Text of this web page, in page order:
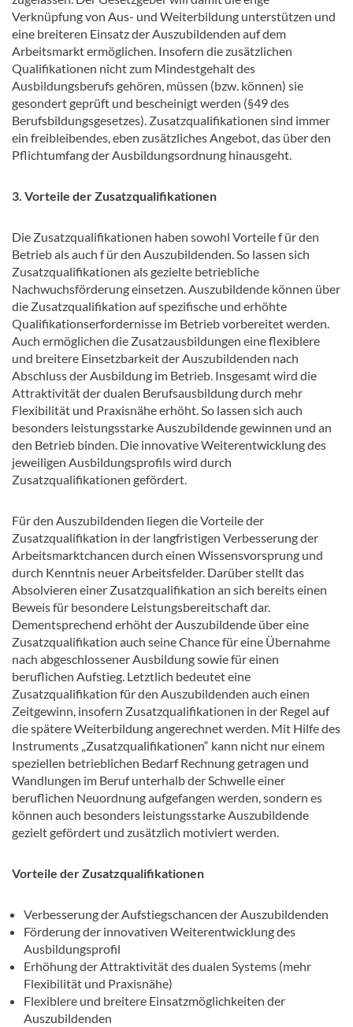
Verknüpfung von Aus- und Weiterbildung unterstützen und
eine breiteren Einsatz der Auszubildenden auf dem
Arbeitsmarkt ermöglichen. Insofern die zusätzlichen
Qualifikationen nicht zum Mindestgehalt des
Ausbildungsberufs gehören, müssen (bzw. können) sie
gesondert geprüft und bescheinigt werden (§49 des
Berufsbildungsgesetzes). Zusatzqualifikationen sind immer
ein freibleibendes, eben zusätzliches Angebot, das über den
Pflichtumfang der Ausbildungsordnung hinausgeht.
3. Vorteile der Zusatzqualifikationen
Die Zusatzqualifikationen haben sowohl Vorteile f ür den
Betrieb als auch f ür den Auszubildenden. So lassen sich
Zusatzqualifikationen als gezielte betriebliche
Nachwuchsförderung einsetzen. Auszubildende können über
die Zusatzqualifikation auf spezifische und erhöhte
Qualifikationserfordernisse im Betrieb vorbereitet werden.
Auch ermöglichen die Zusatzausbildungen eine flexiblere
und breitere Einsetzbarkeit der Auszubildenden nach
Abschluss der Ausbildung im Betrieb. Insgesamt wird die
Attraktivität der dualen Berufsausbildung durch mehr
Flexibilität und Praxisnähe erhöht. So lassen sich auch
besonders leistungsstarke Auszubildende gewinnen und an
den Betrieb binden. Die innovative Weiterentwicklung des
jeweiligen Ausbildungsprofils wird durch
Zusatzqualifikationen gefördert.
Für den Auszubildenden liegen die Vorteile der
Zusatzqualifikation in der langfristigen Verbesserung der
Arbeitsmarktchancen durch einen Wissensvorsprung und
durch Kenntnis neuer Arbeitsfelder. Darüber stellt das
Absolvieren einer Zusatzqualifikation an sich bereits einen
Beweis für besondere Leistungsbereitschaft dar.
Dementsprechend erhöht der Auszubildende über eine
Zusatzqualifikation auch seine Chance für eine Übernahme
nach abgeschlossener Ausbildung sowie für einen
beruflichen Aufstieg. Letztlich bedeutet eine
Zusatzqualifikation für den Auszubildenden auch einen
Zeitgewinn, insofern Zusatzqualifikationen in der Regel auf
die spätere Weiterbildung angerechnet werden. Mit Hilfe des
Instruments „Zusatzqualifikationen“ kann nicht nur einem
speziellen betrieblichen Bedarf Rechnung getragen und
Wandlungen im Beruf unterhalb der Schwelle einer
beruflichen Neuordnung aufgefangen werden, sondern es
können auch besonders leistungsstarke Auszubildende
gezielt gefördert und zusätzlich motiviert werden.
Vorteile der Zusatzqualifikationen
Verbesserung der Aufstiegschancen der Auszubildenden
Förderung der innovativen Weiterentwicklung des
Ausbildungsprofil
Erhöhung der Attraktivität des dualen Systems (mehr
Flexibilität und Praxisnähe)
Flexiblere und breitere Einsatzmöglichkeiten der
Auszubildenden